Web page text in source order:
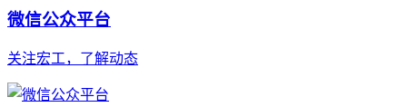
微信公众平台
关注宏工，了解动态